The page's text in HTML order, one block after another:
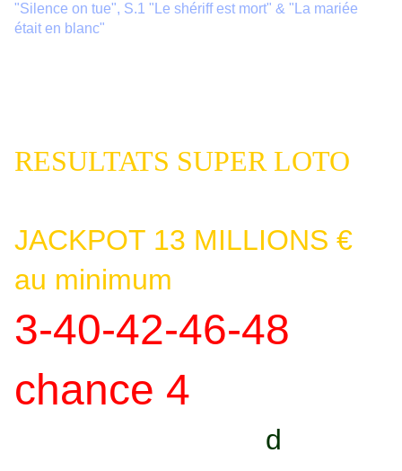
"Silence on tue", S.1 "Le shériff est mort" & "La mariée
était en blanc"
RESULTATS SUPER LOTO
JACKPOT 13 MILLIONS €
au minimum
3-40-42-46-48
chance 4
d